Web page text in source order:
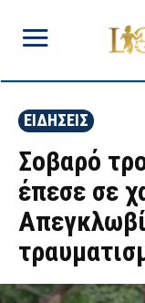
ΕΙΔΗΣΕΙΣ
Σοβαρό
έπεσε σε